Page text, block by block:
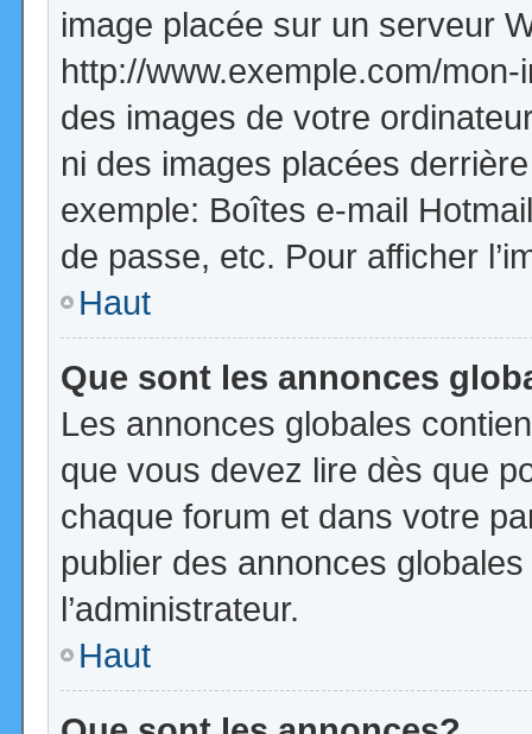
image placée sur un serveur
http://www.exemple.com/
des images de votre
ni des images placées
exemple: Boîtes e-mail
de passe, etc. Pour afficher
Haut
Que sont les annonces
Les annonces globales
que vous devez lire dès que
chaque forum et dans votre
publier des annonces
l’administrateur.
Haut